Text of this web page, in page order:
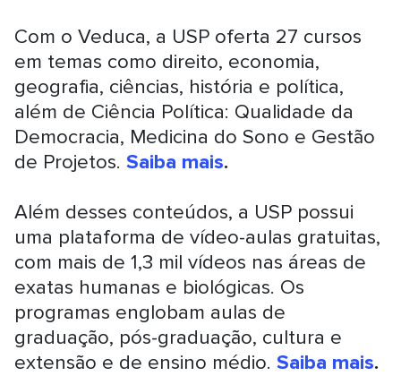
Com o Veduca, a USP oferta 27 cursos
em temas como direito, economia,
geografia, ciências, história e política,
além de Ciência Política: Qualidade da
Democracia, Medicina do Sono e Gestão
de Projetos.Saiba mais.
Além desses conteúdos, a USP possui
uma plataforma de vídeo-aulas gratuitas,
com mais de 1,3 mil vídeos nas áreas de
exatas humanas e biológicas. Os
programas englobam aulas de
graduação, pós-graduação, cultura e
extensão e de ensino médio.Saiba mais.